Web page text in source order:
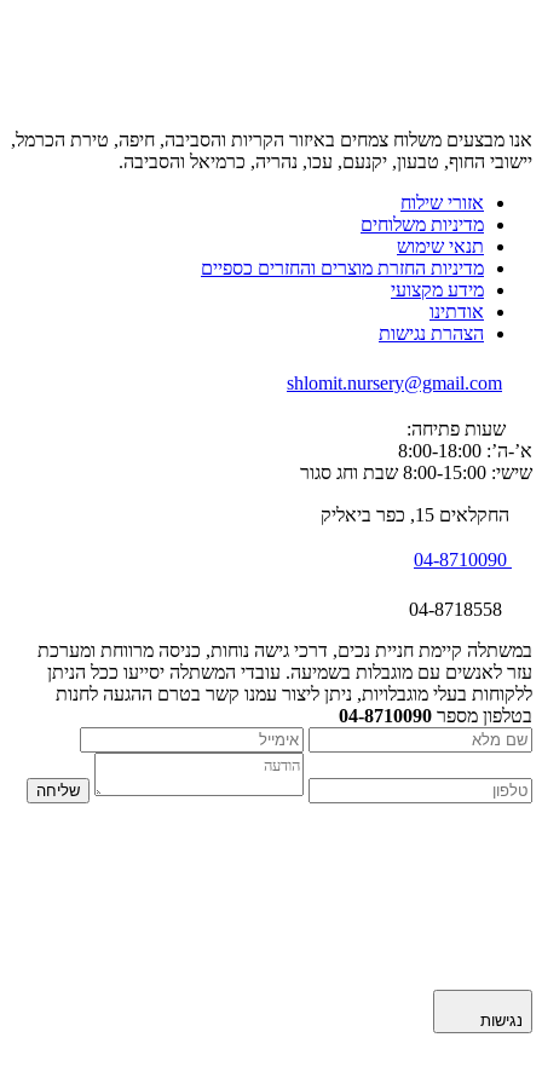
אנו מבצעים משלוח צמחים באיזור הקריות והסביבה, חיפה, טירת הכרמל,
יישובי החוף, טבעון, יקנעם, עכו, נהריה, כרמיאל והסביבה.
אזורי שילוח
מדיניות משלוחים
תנאי שימוש
מדיניות החזרת מוצרים והחזרים כספיים
מידע מקצועי
אודתינו
הצהרת נגישות
shlomit.nursery@gmail.com
שעות פתיחה:
א’-ה’: 8:00-18:00
שישי: 8:00-15:00 שבת וחג סגור
החקלאים 15, כפר ביאליק
במשתלה קיימת חניית נכים, דרכי גישה נוחות, כניסה מרווחת ומערכת
עזר לאנשים עם מוגבלות בשמיעה. עובדי המשתלה יסייעו ככל הניתן
ללקוחות בעלי מוגבלויות, ניתן ליצור עמנו קשר בטרם ההגעה לחנות
בטלפון מספר 04-8710090
נגישות